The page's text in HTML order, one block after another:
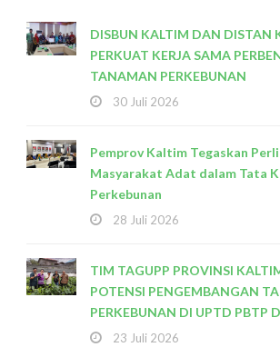
DISBUN KALTIM DAN DISTAN
PERKUAT KERJA SAMA
TANAMAN PERKEBUNAN
30 Juli 2026
Pemprov Kaltim Tegaskan
Masyarakat Adat dalam Tata
Perkebunan
28 Juli 2026
TIM TAGUPP PROVINSI
POTENSI PENGEMBANGAN
PERKEBUNAN DI UPTD PBTP
23 Juli 2026